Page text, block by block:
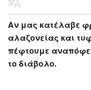
Αν μας κατέλαβε
αλαζονείας και
πέφτουμε
το διάβολο.